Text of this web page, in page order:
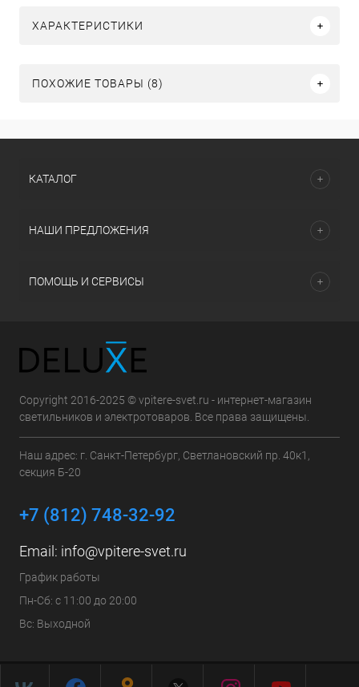
ХАРАКТЕРИСТИКИ
ПОХОЖИЕ ТОВАРЫ (8)
КАТАЛОГ
НАШИ ПРЕДЛОЖЕНИЯ
ПОМОЩЬ И СЕРВИСЫ
Copyright 2016-2025 © vpitere-svet.ru - интернет-магазин
светильников и электротоваров. Все права защищены.
Наш адрес: г. Санкт-Петербург, Светлановский пр. 40к1,
секция Б-20
+7 (812) 748-32-92
Email: info@vpitere-svet.ru
График работы
Пн-Сб: с 11:00 до 20:00
Вс: Выходной